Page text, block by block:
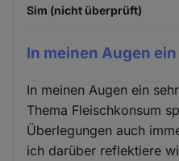
Sim (nicht überprüft)
In meinen Augen
In meinen Augen ein
Thema Fleischkonsum
Überlegungen auch
ich darüber reflektiere